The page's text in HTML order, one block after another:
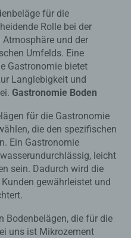
für die
Rolle bei der
und der
Umfelds. Eine
Gastronomie bietet
Langlebigkeit und
Gastronomie Boden
für die Gastronomie
die den spezifischen
Ein Gastronomie
leicht
sein. Dadurch wird die
gewährleistet und
Bodenbelägen, die für die
uns ist Mikrozement